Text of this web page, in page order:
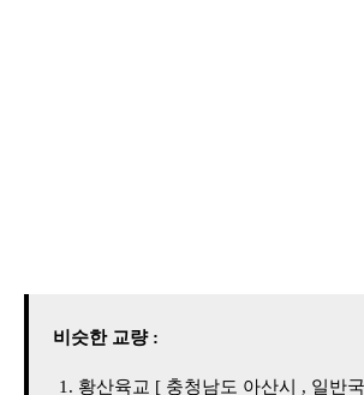
비슷한 교량 :
황산육교 [ 충청남도 아산시 , 일반